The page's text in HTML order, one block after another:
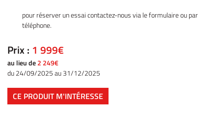
location
d’occasion
Services
votre véhicule
Actualités
Contact
pour réserver un essai contactez-nous via le formulaire ou par
téléphone.
Prix : 1 999€
au lieu de2 249€
du 24/09/2025 au 31/12/2025
CE PRODUIT M'INTÉRESSE